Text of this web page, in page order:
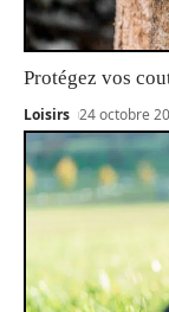
Protégez vos
Loisirs 24 octobre